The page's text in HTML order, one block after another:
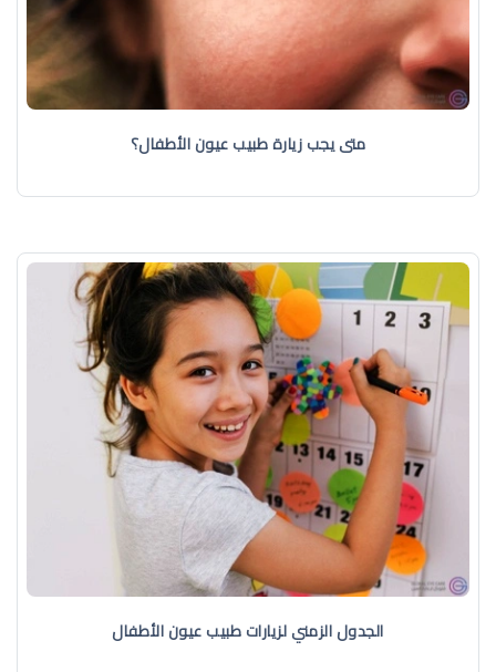
متى يجب زيارة طبيب عيون الأطفال؟
الجدول الزمني لزيارات طبيب عيون الأطفال